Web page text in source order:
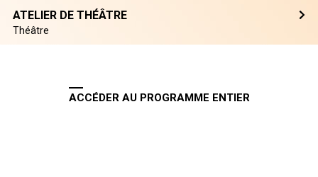
ATELIER DE THÉÂTRE
Théâtre
ACCÉDER AU PROGRAMME ENTIER